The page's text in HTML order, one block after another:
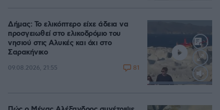
Loaded
Δήμας: Το ελικόπτερο είχε άδεια να
προσγειωθεί στο ελικοδρόμιο του
νησιού στις Αλυκές και όχι στο
Σαρακήνικο
09.08.2026, 21:55 81